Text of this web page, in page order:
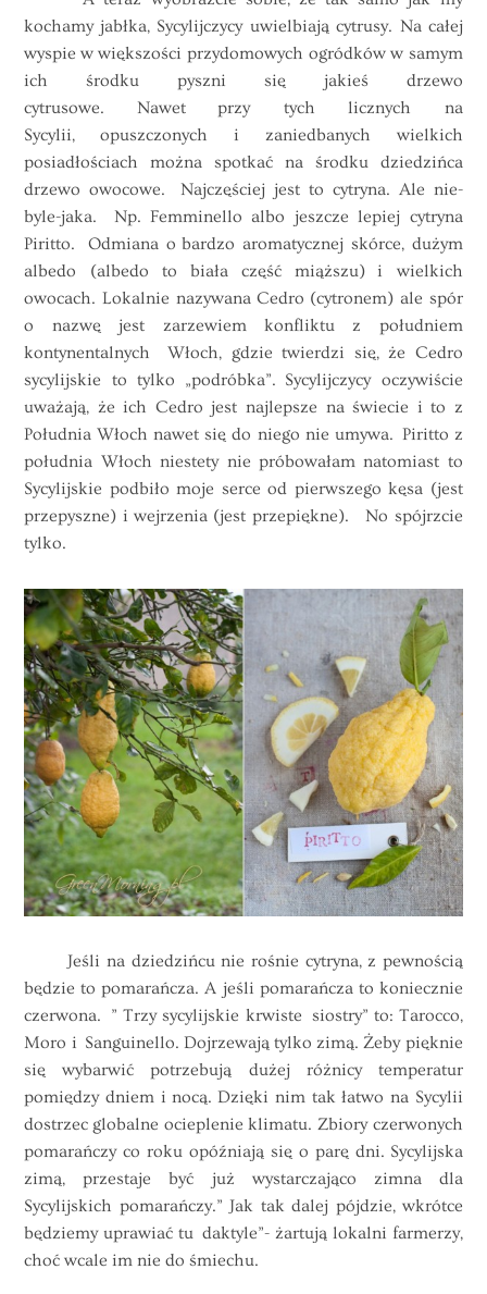
kochamy jabłka, Sycylijczycy uwielbiają cytrusy. Na całej
wyspie w większości przydomowych ogródków w samym
ich środku pyszni się jakieś drzewo
cytrusowe. Nawet przy tych licznych na
Sycylii, opuszczonych i zaniedbanych wielkich
posiadłościach można spotkać na środku dziedzińca
drzewo owocowe. Najczęściej jest to cytryna. Ale nie-
byle-jaka. Np. Femminello albo jeszcze lepiej cytryna
Piritto. Odmiana o bardzo aromatycznej skórce, dużym
albedo (albedo to biała część miąższu) i wielkich
owocach. Lokalnie nazywana Cedro (cytronem) ale spór
o nazwę jest zarzewiem konfliktu z południem
kontynentalnych Włoch, gdzie twierdzi się, że Cedro
sycylijskie to tylko „podróbka”. Sycylijczycy oczywiście
uważają, że ich Cedro jest najlepsze na świecie i to z
Południa Włoch nawet się do niego nie umywa. Piritto z
południa Włoch niestety nie próbowałam natomiast to
Sycylijskie podbiło moje serce od pierwszego kęsa (jest
przepyszne) i wejrzenia (jest przepiękne). No spójrzcie
tylko.
Jeśli na dziedzińcu nie rośnie cytryna, z pewnością
będzie to pomarańcza. A jeśli pomarańcza to koniecznie
czerwona. ” Trzy sycylijskie krwiste siostry” to: Tarocco,
Moro i Sanguinello. Dojrzewają tylko zimą. Żeby pięknie
się wybarwić potrzebują dużej różnicy temperatur
pomiędzy dniem i nocą. Dzięki nim tak łatwo na Sycylii
dostrzec globalne ocieplenie klimatu. Zbiory czerwonych
pomarańczy co roku opóźniają się o parę dni. Sycylijska
zimą, przestaje być już wystarczająco zimna dla
Sycylijskich pomarańczy.” Jak tak dalej pójdzie, wkrótce
będziemy uprawiać tu daktyle”- żartują lokalni farmerzy,
choć wcale im nie do śmiechu.